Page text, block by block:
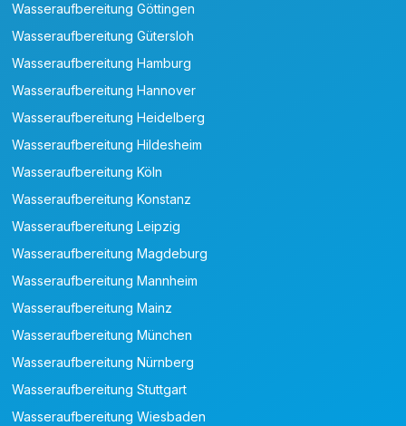
Wasseraufbereitung Göttingen
Wasseraufbereitung Gütersloh
Wasseraufbereitung Hamburg
Wasseraufbereitung Hannover
Wasseraufbereitung Heidelberg
Wasseraufbereitung Hildesheim
Wasseraufbereitung Köln
Wasseraufbereitung Konstanz
Wasseraufbereitung Leipzig
Wasseraufbereitung Magdeburg
Wasseraufbereitung Mannheim
Wasseraufbereitung Mainz
Wasseraufbereitung München
Wasseraufbereitung Nürnberg
Wasseraufbereitung Stuttgart
Wasseraufbereitung Wiesbaden